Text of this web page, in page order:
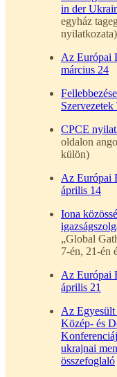
in der
egyház
nyilatkozata)
Az Európai
március 24
Szervezetek
CPCE
oldalon
külön)
Az Európai
április 14
Iona
„Global
7-én, 21-én
Az Európai
április 21
Az Egyesült
Közép- és
ukrajnai
összefoglaló